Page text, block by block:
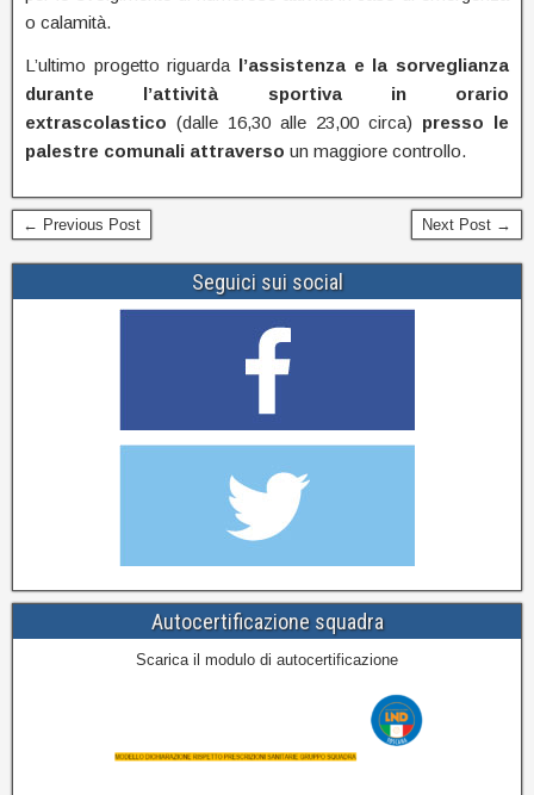
o calamità.
L’ultimo progetto riguarda l’assistenza e la sorveglianza
durante l’attività sportiva in orario
extrascolastico (dalle 16,30 alle 23,00 circa) presso le
palestre comunali attraverso un maggiore controllo.
← Previous Post Next Post →
Seguici sui social
Autocertificazione squadra
Scarica il modulo di autocertificazione